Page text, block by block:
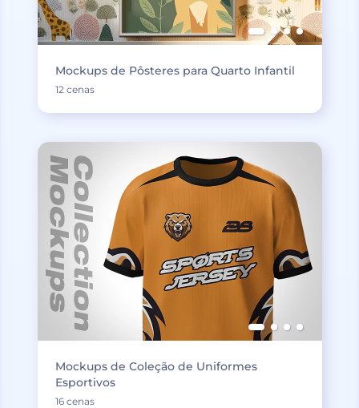
Mockups de Pôsteres para Quarto Infantil
12 cenas
Mockups de Coleção de Uniformes
Esportivos
16 cenas